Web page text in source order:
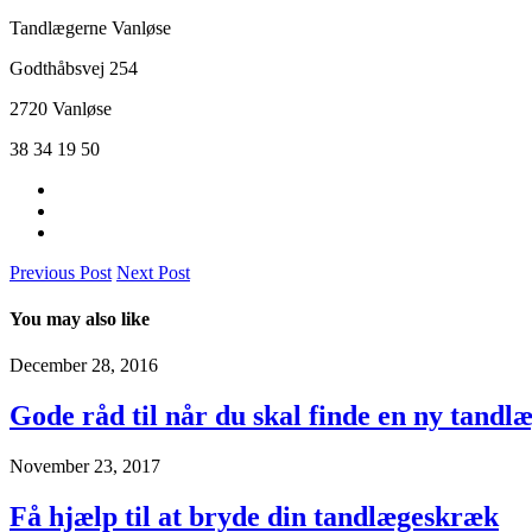
Tandlægerne Vanløse
Godthåbsvej 254
2720 Vanløse
38 34 19 50
Previous Post Next Post
You may also like
December 28, 2016
Gode råd til når du skal finde en ny
November 23, 2017
Få hjælp til at bryde din tandlægeskræk